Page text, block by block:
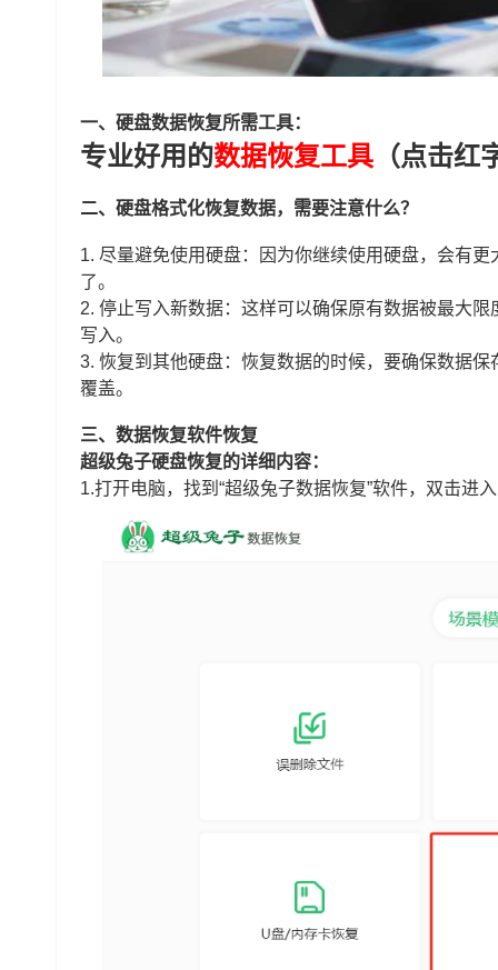
一、硬盘数据恢复所需工具：
专业好用的数据恢复工具 （点击红
二、硬盘格式化恢复数据，需要注意什么？
1. 尽量避免使用硬盘：因为你继续使用硬盘，会有
了。
2. 停止写入新数据：这样可以确保原有数据被最大
写入。
3. 恢复到其他硬盘：恢复数据的时候，要确保数据
覆盖。
三、数据恢复软件恢复
超级兔子硬盘恢复的详细内容：
1.打开电脑，找到“超级兔子数据恢复”软件，双击进